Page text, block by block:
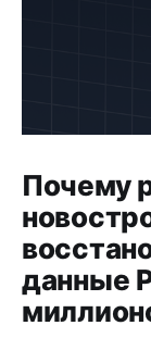
Почему
данные